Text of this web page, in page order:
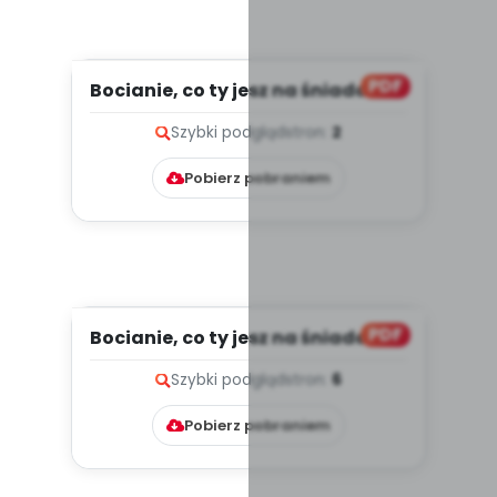
PDF
Bocianie, co ty jesz na śniadanie?
Szybki podglądstron: 2
Pobierz pobraniem
PDF
Bocianie, co ty jesz na śniadanie?
Szybki podgląd stron: 6
Pobierz pobraniem